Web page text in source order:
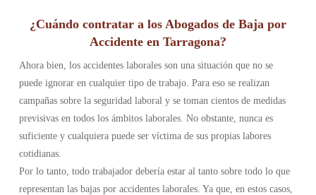
¿Cuándo contratar a los Abogados de Baja por
Accidente en Tarragona?
Ahora bien, los accidentes laborales son una situación que no se
puede ignorar en cualquier tipo de trabajo. Para eso se realizan
campañas sobre la seguridad laboral y se toman cientos de medidas
previsivas en todos los ámbitos laborales. No obstante, nunca es
suficiente y cualquiera puede ser víctima de sus propias labores
cotidianas.
Por lo tanto, todo trabajador debería estar al tanto sobre todo lo que
representan las bajas por accidentes laborales. Ya que, en estos casos,